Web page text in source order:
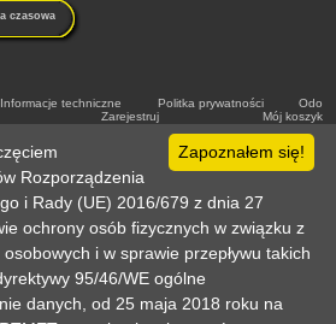
czasowa
Informacje techniczne Politka prywatności
Odo
Zarejestruj Mój koszyk
:: HURTMET.PL :: Wszelkie prawa zastrzeżone
(w tym grafiki) tylko za zgodą HURTMET.PL
Regulamin
Zapoznałem się!
Rozporządzenia
i Rady (UE) 2016/679 z dnia 27
ochrony osób fizycznych w związku z
i w sprawie przepływu takich
95/46/WE ogólne
danych, od 25 maja 2018 roku na